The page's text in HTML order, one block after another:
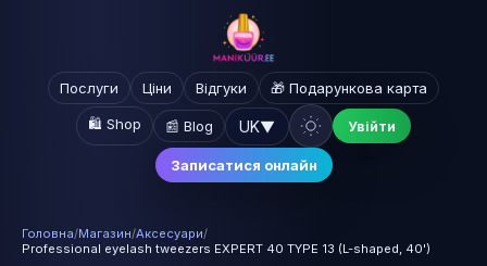
Послуги Ціни Відгуки 🎁 Подарункова карта
🛍️ Shop 📰 Blog UK▼ Увійти
Записатися онлайн
Головна/Магазин/Аксесуари/
Professional eyelash tweezers EXPERT 40 TYPE 13 (L-shaped, 40')